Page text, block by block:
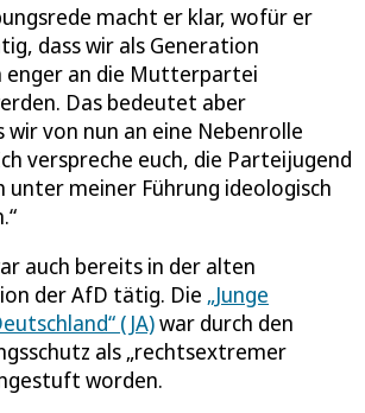
macht er klar, wofür er
dass wir als Generation
enger an die Mutterpartei
Das bedeutet aber
wir von nun an eine Nebenrolle
verspreche euch, die Parteijugend
unter meiner Führung ideologisch
auch bereits in der alten
der AfD tätig. Die „Junge
(JA)war durch den
als „rechtsextremer
worden.